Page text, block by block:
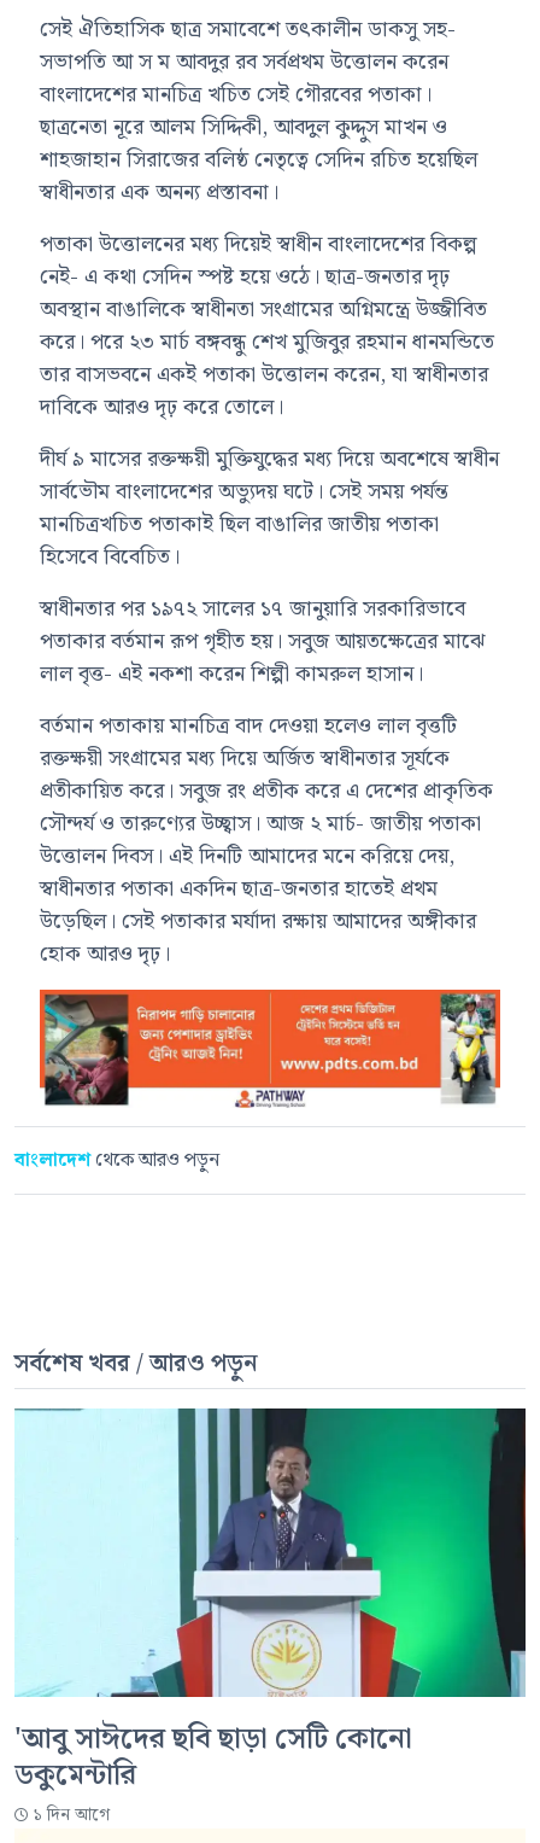
সেই ঐতিহাসিক ছাত্র সমাবেশে তৎকালীন ডাকসু সহ-
সভাপতি আ স ম আবদুর রব সর্বপ্রথম উত্তোলন করেন
বাংলাদেশের মানচিত্র খচিত সেই গৌরবের পতাকা।
ছাত্রনেতা নূরে আলম সিদ্দিকী, আবদুল কুদ্দুস মাখন ও
শাহজাহান সিরাজের বলিষ্ঠ নেতৃত্বে সেদিন রচিত হয়েছিল
স্বাধীনতার এক অনন্য প্রস্তাবনা।
পতাকা উত্তোলনের মধ্য দিয়েই স্বাধীন বাংলাদেশের বিকল্প
নেই- এ কথা সেদিন স্পষ্ট হয়ে ওঠে। ছাত্র-জনতার দৃঢ়
অবস্থান বাঙালিকে স্বাধীনতা সংগ্রামের অগ্নিমন্ত্রে উজ্জীবিত
করে। পরে ২৩ মার্চ বঙ্গবন্ধু শেখ মুজিবুর রহমান ধানমন্ডিতে
তার বাসভবনে একই পতাকা উত্তোলন করেন, যা স্বাধীনতার
দাবিকে আরও দৃঢ় করে তোলে।
দীর্ঘ ৯ মাসের রক্তক্ষয়ী মুক্তিযুদ্ধের মধ্য দিয়ে অবশেষে স্বাধীন
সার্বভৌম বাংলাদেশের অভ্যুদয় ঘটে। সেই সময় পর্যন্ত
মানচিত্রখচিত পতাকাই ছিল বাঙালির জাতীয় পতাকা
হিসেবে বিবেচিত।
স্বাধীনতার পর ১৯৭২ সালের ১৭ জানুয়ারি সরকারিভাবে
পতাকার বর্তমান রূপ গৃহীত হয়। সবুজ আয়তক্ষেত্রের মাঝে
লাল বৃত্ত- এই নকশা করেন শিল্পীকামরুল হাসান।
বর্তমান পতাকায় মানচিত্র বাদ দেওয়া হলেও লাল বৃত্তটি
রক্তক্ষয়ী সংগ্রামের মধ্য দিয়ে অর্জিত স্বাধীনতার সূর্যকে
প্রতীকায়িত করে। সবুজ রং প্রতীক করে এ দেশের প্রাকৃতিক
সৌন্দর্য ও তারুণ্যের উচ্ছ্বাস। আজ ২ মার্চ- জাতীয় পতাকা
উত্তোলন দিবস। এই দিনটি আমাদের মনে করিয়ে দেয়,
স্বাধীনতার পতাকা একদিন ছাত্র-জনতার হাতেই প্রথম
উড়েছিল। সেই পতাকার মর্যাদা রক্ষায় আমাদের অঙ্গীকার
হোক আরও দৃঢ়।
বাংলাদেশথেকে আরও পড়ুন
সর্বশেষ খবর / আরও পড়ুন
'আবু সাঈদের ছবি ছাড়া সেটি কোনো
ডকুমেন্টারি
১ দিন আগে